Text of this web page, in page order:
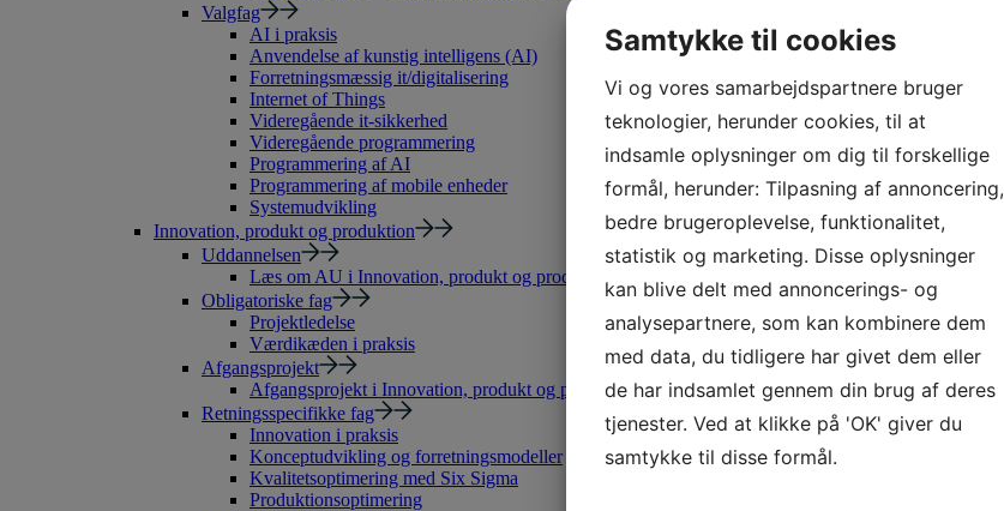
Valgfag
AI i praksis
Anvendelse af kunstig intelligens (AI)
Forretningsmæssig it/digitalisering
Internet of Things
Videregående it-sikkerhed
Videregående programmering
Programmering af AI
Programmering af mobile enheder
Systemudvikling
Innovation, produkt og produktion
Uddannelsen
Læs om AU i Innovation, produkt og produktion
Obligatoriske fag
Projektledelse
Værdikæden i praksis
Afgangsprojekt
Afgangsprojekt i Innovation, produkt og produktion
Retningsspecifikke fag
Innovation i praksis
Konceptudvikling og forretningsmodeller
Kvalitetsoptimering med Six Sigma
Produktionsoptimering
Samtykke til cookies
Vi og vores samarbejdspartnere bruger
teknologier, herunder cookies, til at
indsamle oplysninger om dig til forskellige
formål, herunder: Tilpasning af annoncering,
bedre brugeroplevelse, funktionalitet,
statistik og marketing. Disse oplysninger
kan blive delt med annoncerings- og
analysepartnere, som kan kombinere dem
med data, du tidligere har givet dem eller
de har indsamlet gennem din brug af deres
tjenester. Ved at klikke på 'OK' giver du
samtykke til disse formål.